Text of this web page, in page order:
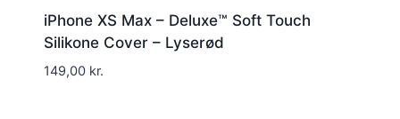
iPhone XS Max – Deluxe™ Soft Touch
Silikone Cover – Lyserød
149,00 kr.